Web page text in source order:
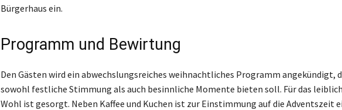
Bürgerhaus ein.
Programm und Bewirtung
Den Gästen wird ein abwechslungsreiches weihnachtliches Programm angekündigt,
sowohl festliche Stimmung als auch besinnliche Momente bieten soll. Für das
Wohl ist gesorgt. Neben Kaffee und Kuchen ist zur Einstimmung auf die Adventszeit